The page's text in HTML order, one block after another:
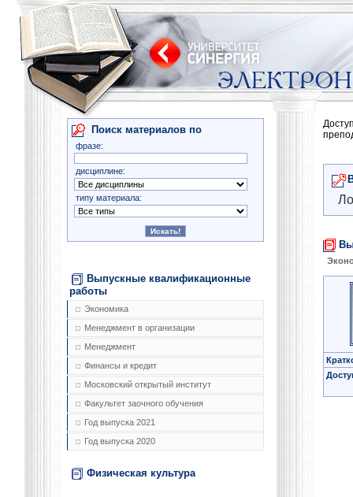
Поиск материалов по
фразе:
дисциплине:
типу материала:
Выпускные квалификационные
работы
Экономика
Менеджмент в организации
Менеджмент
Финансы и кредит
Московский открытый институт
Факультет заочного обучения
Год выпуска 2021
Год выпуска 2020
Физическая культура